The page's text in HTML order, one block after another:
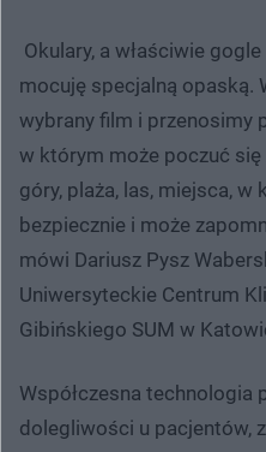
Okulary, a właściwie
mocuję specjalną opaską.
wybrany film i przenosimy
w którym może poczuć się
góry, plaża, las, miejsca, w
bezpiecznie i może
mówi Dariusz Pysz
Uniwersyteckie Centrum
Gibińskiego SUM w
Współczesna technologia
dolegliwości u pacjentów,